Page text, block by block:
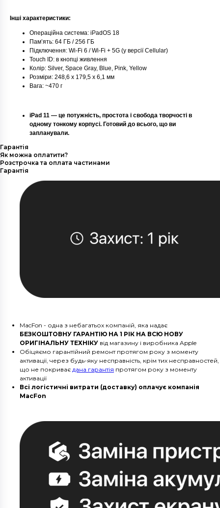
Інші характеристики:
Операційна система: iPadOS 18
Пам’ять: 64 ГБ / 256 ГБ
Підключення: Wi‑Fi 6 / Wi‑Fi + 5G (у версії Cellular)
Touch ID: в кнопці живлення
Колір: Silver, Space Gray, Blue, Pink, Yellow
Розміри: 248,6 x 179,5 x 6,1 мм
Вага: ~470 г
iPad 11 — це потужність, простота і свобода творчості в
одному тонкому корпусі. Готовий до всього, що ви
запланували.
Гарантія
Як можна оплатити?
Розстрочка та оплата частинами
Гарантія
MacFon - одна з небагатьох компаній, яка надає
БЕЗКОШТОВНУ ГАРАНТІЮ НА 1 РІК НА ВСЮ НОВУ
ОРИГІНАЛЬНУ ТЕХНІКУ від магазину і виробника Apple
Обіцяємо гарантійний ремонт протягом року з моменту
активації, через будь-яку несправність, крім тих несправностей,
що не покриває дана гарантія протягом року з моменту
активації
Всі логістичні витрати (доставку) оплачує компанія
MacFon